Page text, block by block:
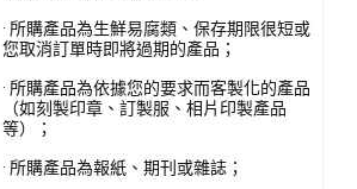
· 所購產品為生鮮易腐類、保存期限很短或
您取消訂單時即將過期的產品；
· 所購產品為依據您的要求而客製化的產品
（如刻製印章、訂製服、相片印製產品
等）；
· 所購產品為報紙、期刊或雜誌；